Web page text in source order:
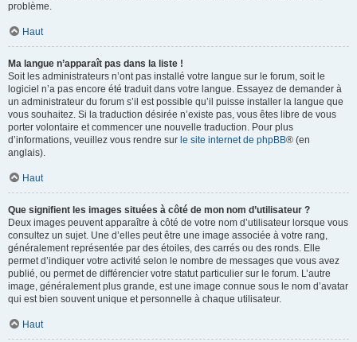
problème.
Haut
Ma langue n’apparaît pas dans la liste !
Soit les administrateurs n’ont pas installé votre langue sur le forum, soit le
logiciel n’a pas encore été traduit dans votre langue. Essayez de demander à
un administrateur du forum s’il est possible qu’il puisse installer la langue que
vous souhaitez. Si la traduction désirée n’existe pas, vous êtes libre de vous
porter volontaire et commencer une nouvelle traduction. Pour plus
d’informations, veuillez vous rendre sur le site internet de phpBB® (en
anglais).
Haut
Que signifient les images situées à côté de mon nom d’utilisateur ?
Deux images peuvent apparaître à côté de votre nom d’utilisateur lorsque vous
consultez un sujet. Une d’elles peut être une image associée à votre rang,
généralement représentée par des étoiles, des carrés ou des ronds. Elle
permet d’indiquer votre activité selon le nombre de messages que vous avez
publié, ou permet de différencier votre statut particulier sur le forum. L’autre
image, généralement plus grande, est une image connue sous le nom d’avatar
qui est bien souvent unique et personnelle à chaque utilisateur.
Haut